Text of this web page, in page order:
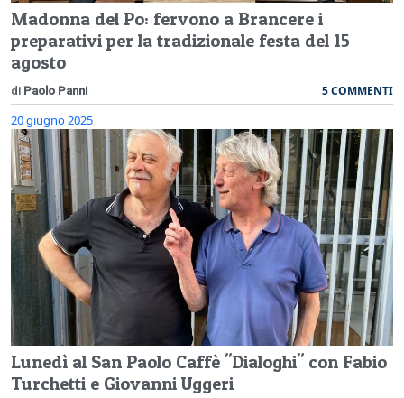
Madonna del Po: fervono a Brancere i
preparativi per la tradizionale festa del 15
agosto
di Paolo Panni 5 COMMENTI
20 giugno 2025
Lunedì al San Paolo Caffè "Dialoghi" con Fabio
Turchetti e Giovanni Uggeri